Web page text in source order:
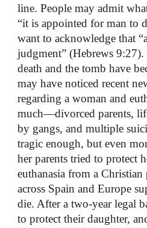
line. People may admit
“it is appointed for man to
want to acknowledge that
judgment” (Hebrews 9:27).
death and the tomb have
may have noticed recent
regarding a woman and
much—divorced parents,
by gangs, and multiple
tragic enough, but even
her parents tried to protect
euthanasia from a Christian
across Spain and Europe
die. After a two-year legal
to protect their daughter,